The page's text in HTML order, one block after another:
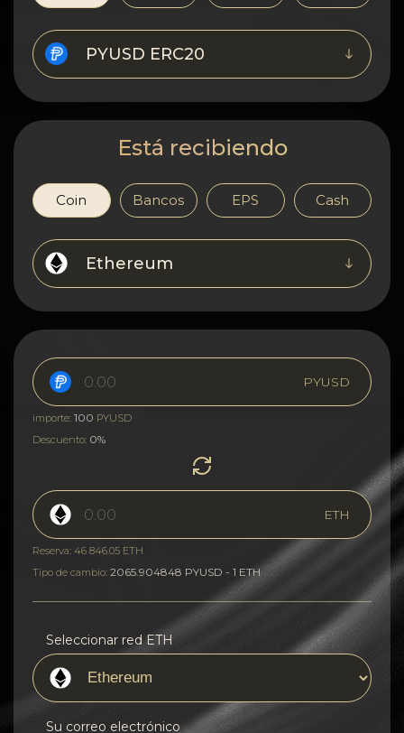
Wiki
FAQ
Reputación
Mapa del sitio
PYUSD ERC20
PYUSD
importe: 100 PYUSD
Descuento: 0%
ETH
Reserva: 46 846.05 ETH
Tipo de cambio: 2065.904848 PYUSD - 1 ETH
Seleccionar red ETH
Su correo electrónico
Está recibiendo
Coin Bancos EPS Cash
Ethereum